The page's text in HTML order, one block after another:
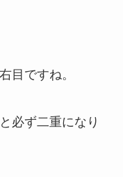
目ですね。
必ず二重になり